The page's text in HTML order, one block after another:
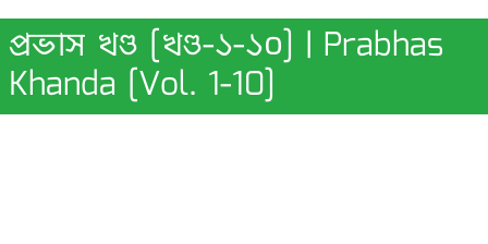
প্রভাস খণ্ড [খণ্ড-১-১০] | Prabhas
Khanda [Vol. 1-10]